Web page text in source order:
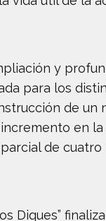
y
para los
de un
en
de
Diques”